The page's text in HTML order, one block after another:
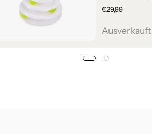
€29,99
Ausverkauft